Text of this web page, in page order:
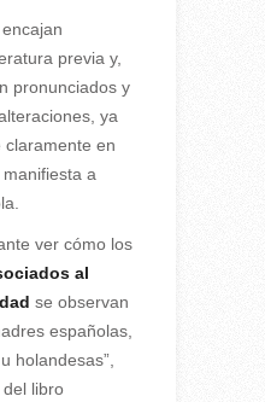
previa y,
pronunciados y
ya
en
a
ver cómo los
al
se observan
españolas,
holandesas”,
libro